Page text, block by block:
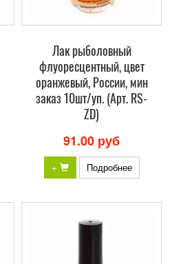
Лак рыболовный
флуоресцентный, цвет
оранжевый, России, мин
заказ 10шт/уп. (Арт. RS-
ZD)
91.00 руб
+ Подробнее